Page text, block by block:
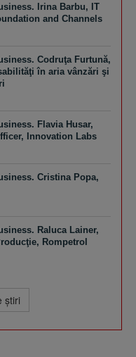
Irina Barbu, IT
and Channels
Codruţa Furtună,
în aria vânzări şi
Flavia Husar,
Innovation Labs
Cristina Popa,
Raluca Lainer,
Rompetrol
ştiri